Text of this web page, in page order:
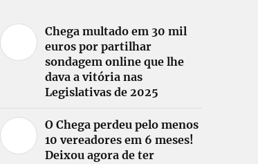
Chega multado em 30 mil
euros por partilhar
sondagem online que lhe
dava a vitória nas
Legislativas de 2025
O Chega perdeu pelo menos
10 vereadores em 6 meses!
Deixou agora de ter